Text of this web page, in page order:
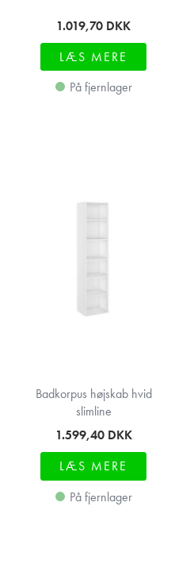
1.019,70 DKK
LÆS MERE
På fjernlager
Badkorpus højskab hvid
slimline
1.599,40 DKK
LÆS MERE
På fjernlager